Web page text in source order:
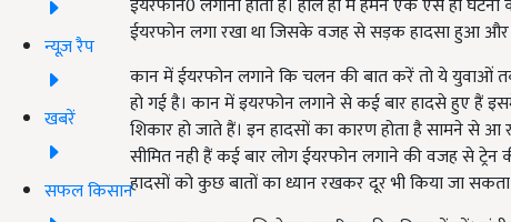
न्यूज़ रैप
खबरें
सफल किसान
ईयरफोन0 लगाना होता है। हाल ही में हमने एक ऐसे ही
ईयरफोन लगा रखा था जिसके वजह से सड़क हादसा हुआ और
कान में ईयरफोन लगाने कि चलन की बात करें तो ये युवाओं
हो गई है। कान में इयरफोन लगाने से कई बार हादसे हुए हैं
शिकार हो जाते हैं। इन हादसों का कारण होता है सामने
सीमित नही हैं कई बार लोग ईयरफोन लगाने की वजह से
हादसों को कुछ बातों का ध्यान रखकर दूर भी किया जा